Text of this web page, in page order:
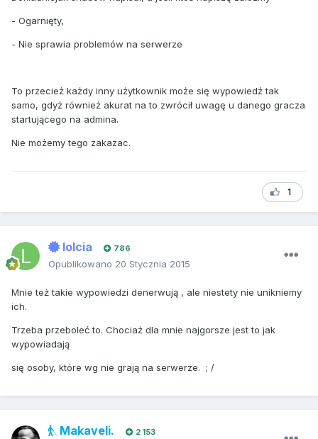
- Ogarnięty,
- Nie sprawia problemów na serwerze
To przecież każdy inny użytkownik może się wypowiedź tak
samo, gdyż również akurat na to zwrócił uwagę u danego gracza
startującego na admina.
Nie możemy tego zakazac.
1
lolcia 786
Opublikowano 20 Stycznia 2015
Mnie też takie wypowiedzi denerwują , ale niestety nie unikniemy
ich.
Trzeba przeboleć to. Chociaż dla mnie najgorsze jest to jak
wypowiadają
się osoby, które wg nie grają na serwerze. ; /
Makaveli. 2 153